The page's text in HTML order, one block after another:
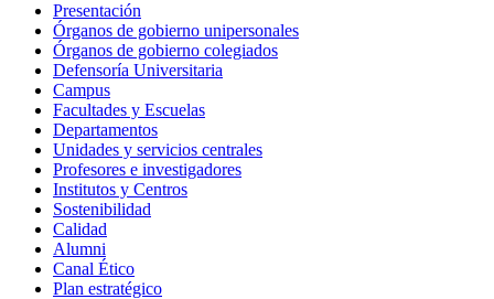
Presentación
Órganos de gobierno unipersonales
Órganos de gobierno colegiados
Defensoría Universitaria
Campus
Facultades y Escuelas
Departamentos
Unidades y servicios centrales
Profesores e investigadores
Institutos y Centros
Sostenibilidad
Calidad
Alumni
Canal Ético
Plan estratégico